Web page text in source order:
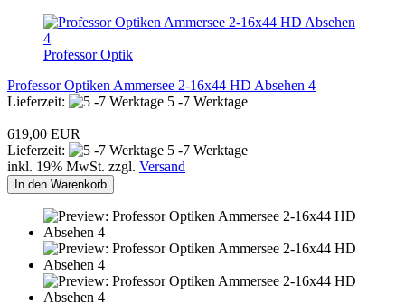
Professor Optik
Professor Optiken Ammersee 2-16x44 HD Absehen 4
Lieferzeit:
5 -7 Werktage
619,00 EUR
Lieferzeit:
5 -7 Werktage
inkl. 19% MwSt. zzgl. Versand
In den Warenkorb